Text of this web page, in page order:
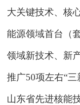
大关键技术、核
能源领域首台（
领域新技术、新
推广50项左右“三
山东省先进核能